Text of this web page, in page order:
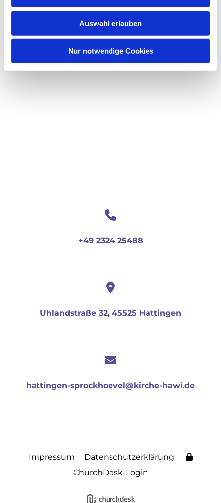
Auswahl erlauben
Nur notwendige Cookies
+49 2324 25488
Uhlandstraße 32, 45525 Hattingen
hattingen-sprockhoevel@kirche-hawi.de
Impressum
Datenschutzerklärung
ChurchDesk-Login